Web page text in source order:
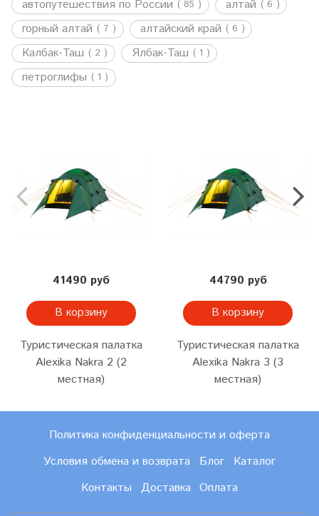
автопутешествия по России ( 85 ) алтай ( 6 )
горный алтай ( 7 ) алтайский край ( 6 )
Калбак-Таш ( 2 ) Ялбак-Таш ( 1 )
петроглифы ( 1 )
41490 руб
В корзину
Туристическая палатка
Alexika Nakra 2 (2
местная)
44790 руб
В корзину
Туристическая палатка
Alexika Nakra 3 (3
местная)
Политика конфиденциальности и оферта
Условия обмена и возврата
Блог
Каталог
Контакты
Доставка Оплата